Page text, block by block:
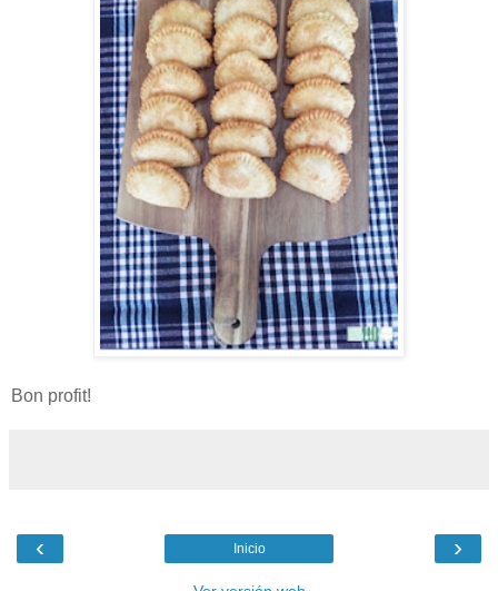
Bon profit!
‹ ›
Inicio